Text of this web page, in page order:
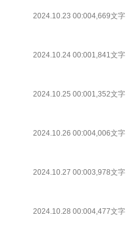
2024.10.23 00:004,669文字
2024.10.24 00:001,841文字
2024.10.25 00:001,352文字
2024.10.26 00:004,006文字
2024.10.27 00:003,978文字
2024.10.28 00:004,477文字